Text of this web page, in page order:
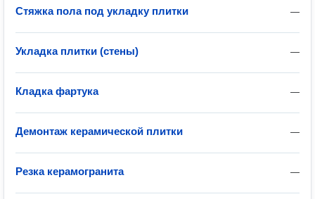
—
Стяжка пола под укладку плитки
—
Укладка плитки (стены)
—
Кладка фартука
—
Демонтаж керамической плитки
—
Резка керамогранита